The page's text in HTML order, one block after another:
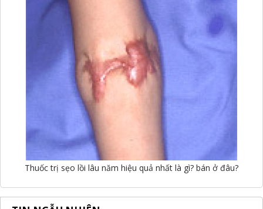
Thuốc trị sẹo lồi lâu năm hiệu quả nhất là gì? bán ở đâu?